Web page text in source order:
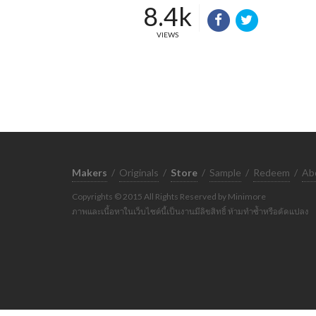
8.4k
VIEWS
Makers / Originals / Store / Sample / Redeem /
Copyrights © 2015 All Rights Reserved by Minimore
ภาพและเนื้อหาในเว็บไซต์นี้เป็นงานมีลิขสิทธิ์ ห้ามทำซ้ำหรือดัดแปลง